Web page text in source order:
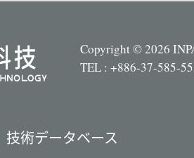
Copyright © 2026
TEL : +886-37-
技術データベース